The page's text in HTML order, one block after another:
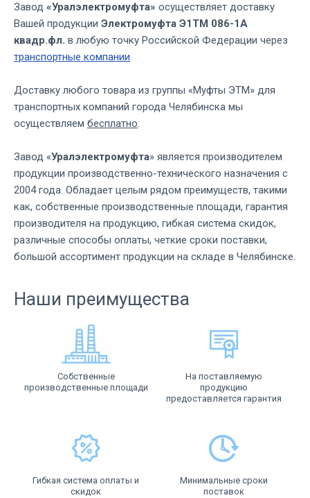
Завод «Уралэлектромуфта» осуществляет доставку
Вашей продукции Электромуфта Э1ТМ 086-1А
квадр.фл. в любую точку Российской Федерации через
транспортные компании
Доставку любого товара из группы «Муфты ЭТМ» для
транспортных компаний города Челябинска мы
осуществляем бесплатно.
Завод «Уралэлектромуфта» является производителем
продукции производственно-технического назначения с
2004 года. Обладает целым рядом преимуществ, такими
как, собственные производственные площади, гарантия
производителя на продукцию, гибкая система скидок,
различные способы оплаты, четкие сроки поставки,
большой ассортимент продукции на складе в Челябинске.
Наши преимущества
Собственные
производственные площади
На поставляемую
продукцию
предоставляется гарантия
Гибкая система оплаты и
скидок
Минимальные сроки
поставок